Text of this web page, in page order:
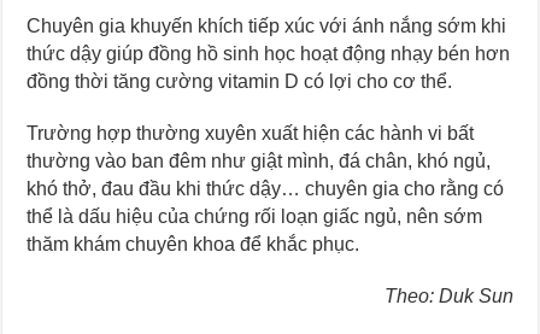
Chuyên gia khuyến khích tiếp xúc với ánh nắng sớm khi
thức dậy giúp đồng hồ sinh học hoạt động nhạy bén hơn
đồng thời tăng cường vitamin D có lợi cho cơ thể.
Trường hợp thường xuyên xuất hiện các hành vi bất
thường vào ban đêm như giật mình, đá chân, khó ngủ,
khó thở, đau đầu khi thức dậy… chuyên gia cho rằng có
thể là dấu hiệu của chứng rối loạn giấc ngủ, nên sớm
thăm khám chuyên khoa để khắc phục.
Theo: Duk Sun